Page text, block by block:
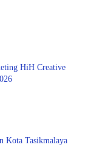
HiH Creative
Kota Tasikmalaya